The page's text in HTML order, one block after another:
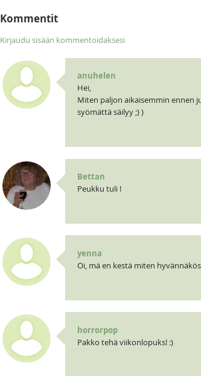
Kommentit
Kirjaudu sisään kommentoidaksesi
anuhelen
Hei,
Miten paljon aikaisemmin ennen
syömättä säilyy ;) )
Bettan
Peukku tuli !
yenna
Oi, mä en kestä miten
horrorpop
Pakko tehä viikonlopuks! :)